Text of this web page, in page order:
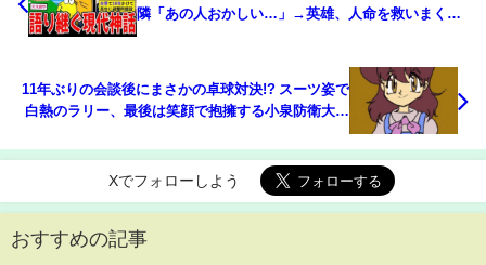
隣「あの人おかしい…」→英雄、人命を救いまくる
11年ぶりの会談後にまさかの卓球対決!? スーツ姿で
白熱のラリー、最後は笑顔で抱擁する小泉防衛大臣
Xでフォローしよう
おすすめの記事